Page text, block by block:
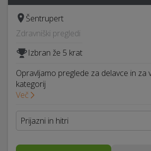
Šentrupert
Zdravniški pregledi
Izbran že 5 krat
Opravljamo preglede za delavce in za
kategorij
Več
Prijazni in hitri